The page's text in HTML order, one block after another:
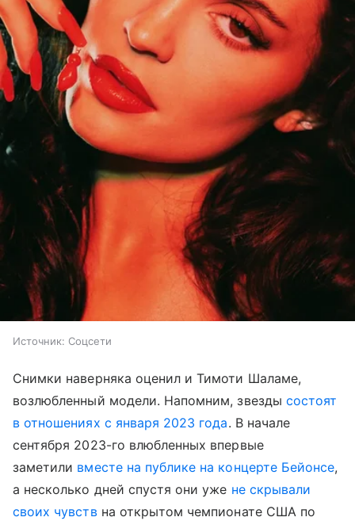
Источник: Соцсети
Снимки наверняка оценил и Тимоти Шаламе,
возлюбленный модели. Напомним, звезды состоят
в отношениях с января 2023 года. В начале
сентября 2023-го влюбленных впервые
заметили вместе на публике на концерте Бейонсе,
а несколько дней спустя они уже не скрывали
своих чувствна открытом чемпионате США по